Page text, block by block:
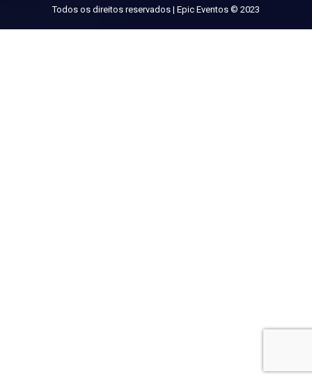
Todos os direitos reservados | Epic Eventos © 2023